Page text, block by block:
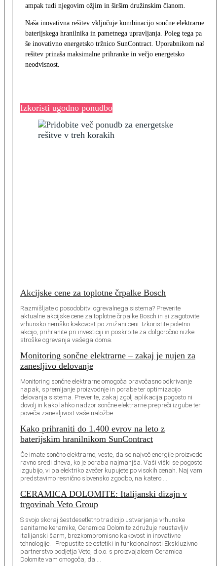
ampak tudi njegovim ožjim in širšim družinskim članom.
Naša inovativna rešitev vključuje kombinacijo sončne elektrarne,
baterijskega hranilnika in pametnega upravljanja. Poleg tega pa
še inovativno energetsko tržnico SunContract. Uporabnikom naša
rešitev prinaša maksimalne prihranke in večjo energetsko
neodvisnost.
Izkoristi ugodno ponudbo
Akcijske cene za toplotne črpalke Bosch
Razmišljate o posodobitvi ogrevalnega sistema? Preverite
aktualne akcijske cene za toplotne črpalke Bosch in si zagotovite
vrhunsko nemško kakovost po znižani ceni. Izkoristite poletno
akcijo, prihranite pri investiciji in poskrbite za dolgoročno nizke
stroške ogrevanja vašega doma.
Monitoring sončne elektrarne – zakaj je nujen za
zanesljivo delovanje
Monitoring sončne elektrarne omogoča pravočasno odkrivanje
napak, spremljanje proizvodnje in porabe ter optimizacijo
delovanja sistema. Preverite, zakaj zgolj aplikacija pogosto ni
dovolj in kako lahko nadzor sončne elektrarne prepreči izgube ter
poveča zanesljivost vaše naložbe.
Kako prihraniti do 1.400 evrov na leto z
baterijskim hranilnikom SunContract
Če imate sončno elektrarno, veste, da se največ energije proizvede
ravno sredi dneva, ko je poraba najmanjša. Vaši viški se pogosto
izgubijo, vi pa elektriko zvečer kupujete po visokih cenah. Naj vam
predstavimo resnično slovensko zgodbo, na katero …
CERAMICA DOLOMITE: Italijanski dizajn v
trgovinah Veto Group
S svojo skoraj šestdesetletno tradicijo ustvarjanja vrhunske
sanitarne keramike, Ceramica Dolomite združuje neustavljiv
italijanski šarm, brezkompromisno kakovost in inovativne
tehnologije. Prepustite se estetiki in funkcionalnosti Ekskluzivno
partnerstvo podjetja Veto, d.o.o. s proizvajalcem Ceramica
Dolomite vam omogoča, da …